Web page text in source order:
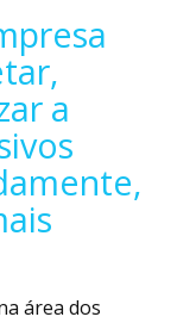
a
área dos